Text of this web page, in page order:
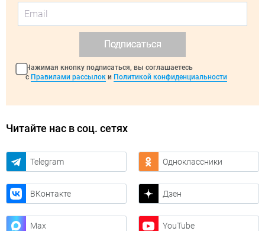
Подписаться
Нажимая кнопку подписаться, вы соглашаетесь
с Правилами рассылок и Политикой конфиденциальности
Читайте нас в соц. сетях
Telegram Одноклассники
ВКонтакте Дзен
Max YouTube